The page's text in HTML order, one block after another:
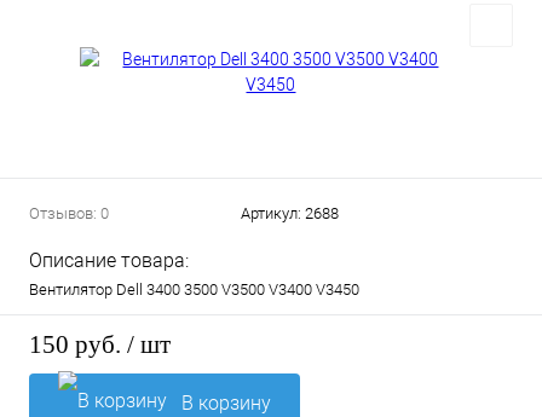
Отзывов: 0 Артикул: 2688
Описание товара:
Вентилятор Dell 3400 3500 V3500 V3400 V3450
150 руб. / шт
В корзину